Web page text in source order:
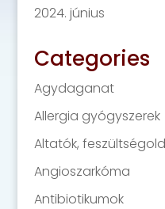
2024. június
Categories
Agydaganat
Allergia gyógyszerek
Altatók,
Angioszarkóma
Antibiotikumok